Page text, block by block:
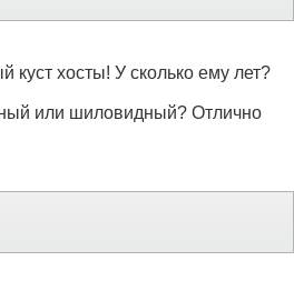
куст хосты! У сколько ему лет?
или шиловидный? Отлично